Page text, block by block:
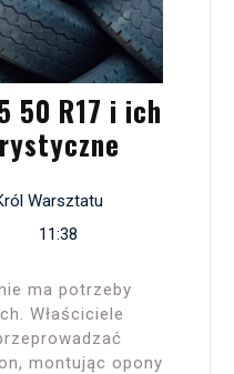
50 R17 i ich
Warsztatu
11:38
ma potrzeby
Właściciele
montując opony